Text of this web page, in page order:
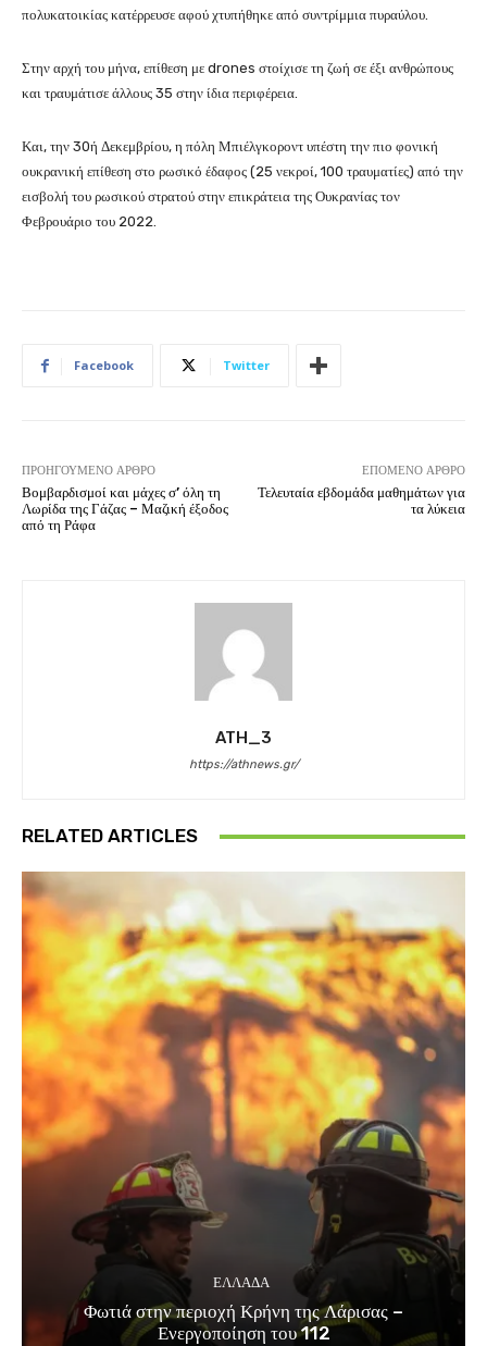
πολυκατοικίας κατέρρευσε αφού χτυπήθηκε από συντρίμμια πυραύλου.
Στην αρχή του μήνα, επίθεση με drones στοίχισε τη ζωή σε έξι ανθρώπους
και τραυμάτισε άλλους 35 στην ίδια περιφέρεια.
Και, την 30ή Δεκεμβρίου, η πόλη Μπιέλγκοροντ υπέστη την πιο φονική
ουκρανική επίθεση στο ρωσικό έδαφος (25 νεκροί, 100 τραυματίες) από την
εισβολή του ρωσικού στρατού στην επικράτεια της Ουκρανίας τον
Φεβρουάριο του 2022.
Facebook Twitter
ΠΡΟΗΓΟΎΜΕΝΟ ΆΡΘΡΟ
Βομβαρδισμοί και μάχες σ’ όλη τη
Λωρίδα της Γάζας – Μαζική έξοδος
από τη Ράφα
ΕΠΌΜΕΝΟ ΆΡΘΡΟ
Τελευταία εβδομάδα μαθημάτων για
τα λύκεια
ATH_3
https://athnews.gr/
RELATED ARTICLES
ΕΛΛΑΔΑ
Φωτιά στην περιοχή Κρήνη της Λάρισας –
Ενεργοποίηση του 112